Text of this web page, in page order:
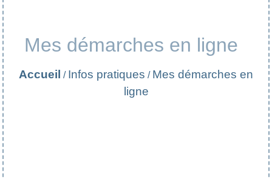
Mes démarches en ligne
Accueil / Infos pratiques / Mes démarches en
ligne